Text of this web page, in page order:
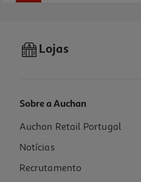
Carregador P/carro Qilive
4.99 €/un
4,99 €
Lojas
Sobre a Auchan
Auchan Retail Portugal
Notícias
Recrutamento